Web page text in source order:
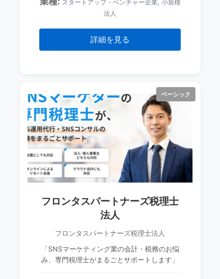
スタートアップ・ベンチャー企業, 小規模
法人
詳細を見る
ベーシック
フロンタスパートナーズ税理士
法人
フロンタスパートナーズ税理士法人
「SNSマーケティング業の会計・税務のお悩
み、専門税理士がまるごとサポートします」